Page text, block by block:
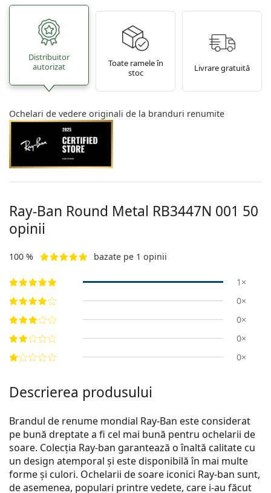
Distribuitor
autorizat
Toate ramele în
stoc
Livrare gratuită
Ochelari de vedere originali de la branduri renumite
Ray-Ban Round Metal RB3447N 001 50
opinii
100 % bazate pe 1 opinii
1×
0×
0×
0×
0×
Descrierea produsului
Brandul de renume mondial Ray-Ban este considerat
pe bună dreptate a fi cel mai bună pentru ochelarii de
soare. Colecția Ray-ban garantează o înaltă calitate cu
un design atemporal și este disponibilă în mai multe
forme și culori. Ochelarii de soare iconici Ray-ban sunt,
de asemenea, populari printre vedete, care i-au făcut